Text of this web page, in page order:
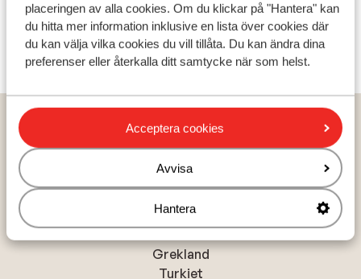
placeringen av alla cookies. Om du klickar på "Hantera" kan
du hitta mer information inklusive en lista över cookies där
du kan välja vilka cookies du vill tillåta. Du kan ändra dina
preferenser eller återkalla ditt samtycke när som helst.
Acceptera cookies
Avvisa
Hantera
Visa alla 0 omdömen
Hem
Korčula Island
Populära länder
Grekland
Turkiet